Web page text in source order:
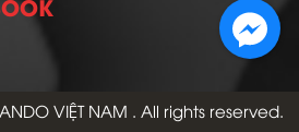
VIỆT NAM . All rights reserved.